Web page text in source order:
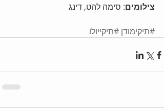
צילומים: סימה להט, דינג
#תיקימודן #תיקייולו